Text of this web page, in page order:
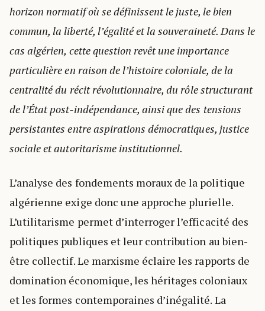
horizon normatif où se définissent le juste, le bien
commun, la liberté, l’égalité et la souveraineté. Dans le
cas algérien, cette question revêt une importance
particulière en raison de l’histoire coloniale, de la
centralité du récit révolutionnaire, du rôle structurant
de l’État post-indépendance, ainsi que des tensions
persistantes entre aspirations démocratiques, justice
sociale et autoritarisme institutionnel.
L’analyse des fondements moraux de la politique
algérienne exige donc une approche plurielle.
L’utilitarisme permet d’interroger l’efficacité des
politiques publiques et leur contribution au bien-
être collectif. Le marxisme éclaire les rapports de
domination économique, les héritages coloniaux
et les formes contemporaines d’inégalité. La